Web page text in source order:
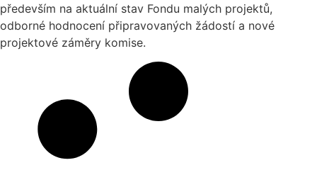
především na aktuální stav Fondu malých projektů,
odborné hodnocení připravovaných žádostí a nové
projektové záměry komise.